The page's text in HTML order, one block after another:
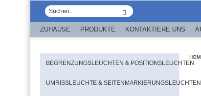
ZUHAUSE PRODUKTE KONTAKTIERE UNS
BEGRENZUNGSLEUCHTEN & POSITIONSLEUCHTEN
UMRISSLEUCHTE & SEITENMARKIERUNGSLEUCHTEN